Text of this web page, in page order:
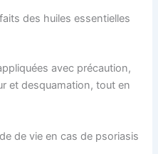
des huiles essentielles
avec précaution,
et desquamation, tout en
de vie en cas de psoriasis